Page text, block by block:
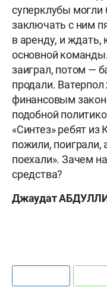
суперклубы могли
заключать с ним
в аренду, и ждать,
основной
заиграл, потом —
продали.
финансовым
подобной
«Синтез» ребят
пожили, поиграли,
поехали». Зачем
средства?
Джаудат